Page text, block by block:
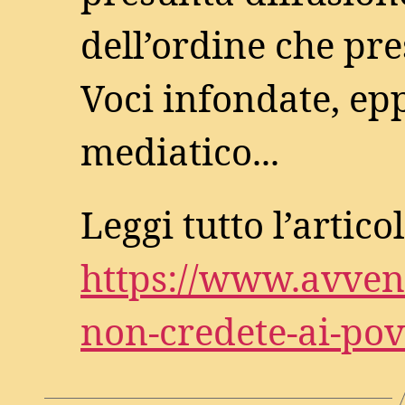
dell’ordine che
Voci infondate,
mediatico...
Leggi tutto
https://
non-credete-ai-